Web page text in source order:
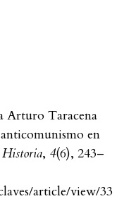
Arturo Taracena
en
Historia, 4(6), 243–
article/view/33